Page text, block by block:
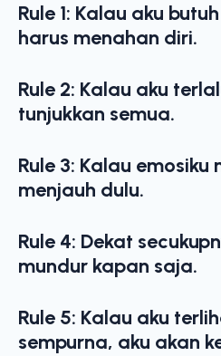
Rule 1: Kalau aku
harus menahan diri.
Rule 2: Kalau aku
tunjukkan semua.
Rule 3: Kalau emosiku
menjauh dulu.
Rule 4: Dekat
mundur kapan saja.
Rule 5: Kalau aku
sempurna, aku akan